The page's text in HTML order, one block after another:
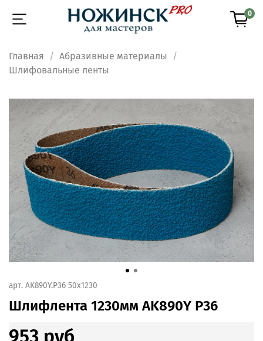
0
Главная
Абразивные материалы
Шлифовальные ленты
арт. AK890Y.Р36 50x1230
Шлифлента 1230мм AK890Y P36
953 руб